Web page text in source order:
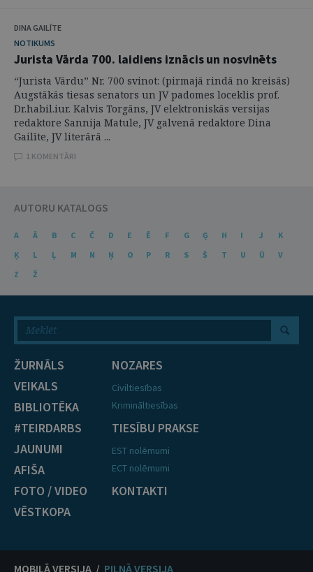
DINA GAILĪTE
NOTIKUMS
Jurista Vārda 700. laidiens iznācis un nosvinēts
“Jurista Vārdu” Nr. 700 svinot: (pirmajā rindā no kreisās)
Augstākās tiesas senators un JV padomes loceklis prof.
Dr.habil.iur. Kalvis Torgāns, JV elektroniskās versijas
redaktore Sannija Matule, JV galvenā redaktore Dina
Gailīte, JV literārā ...
1 KOMENTĀRI
AUTORU KATALOGS
A Ā B C Č D E Ē F G Ģ H I J
K
Ķ
L Ļ M N Ņ O P R S Š T U Ū
V
Z
Ž
ŽURNĀLS
VEIKALS
BIBLIOTĒKA
#TEIRDARBS
JAUNUMI
AFIŠA
FOTO / VIDEO
VĒSTKOPA
NOZARES
Civiltiesības
Krimināltiesības
TIESĪBU PRAKSE
EST nolēmumi
ECT nolēmumi
KONTAKTI
MOBILĀ VERSIJA / PILNĀ VERSIJA